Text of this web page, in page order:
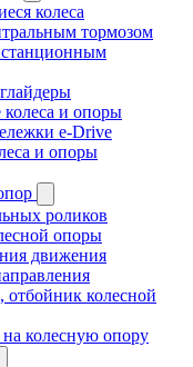
колеса
тормозом
и опоры
e-Drive
и опоры
роликов
опоры
движения
колесной
колесную опору